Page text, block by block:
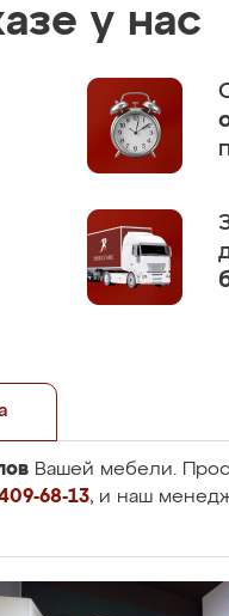
у нас
Вашей мебели.
68-13, и наш